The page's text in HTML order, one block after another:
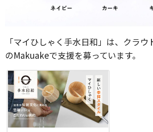
「マイひしゃく手水日和」は、クラ
のMakuakeで支援を募っています。